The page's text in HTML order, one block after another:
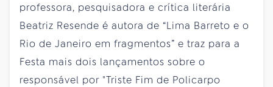
professora, pesquisadora e crítica literária
Beatriz Resende é autora de “Lima Barreto e o
Rio de Janeiro em fragmentos” e traz para a
Festa mais dois lançamentos sobre o
responsável por "Triste Fim de Policarpo